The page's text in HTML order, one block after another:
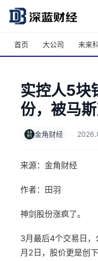
跳转到主内容
首页 大公司 未来
实控人5块
份，被马
金角财经 ·
来源：金角财经
作者：田羽
神剑股份涨疯了。
3月最后4个交易日
月2日，股价更是创